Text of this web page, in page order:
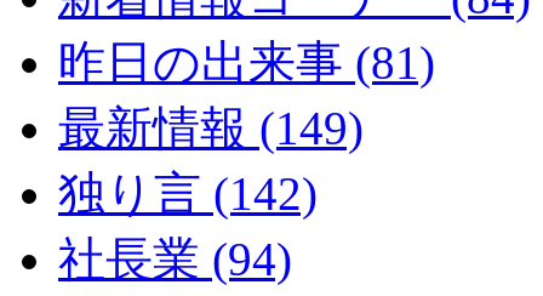
昨日の出来事 (81)
最新情報 (149)
独り言 (142)
社長業 (94)